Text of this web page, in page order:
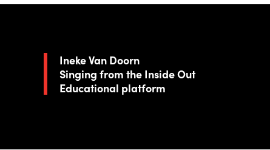
Ineke Van Doorn
Singing from the Inside Out
Educational platform